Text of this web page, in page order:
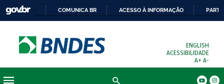
COMUNICA BR ACESSO À INFORMAÇÃO
ENGLISH
ACESSIBILIDADE
A+ A-